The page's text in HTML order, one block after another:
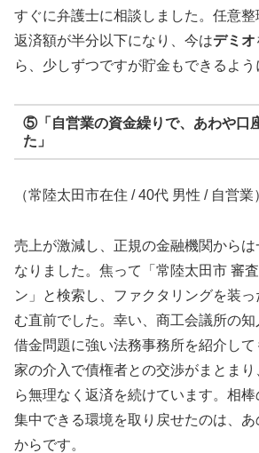
すぐに弁護士に相談しました。任意
返済額が半分以下になり、今はデミオ
ら、少しずつですが貯金もできるよう
⑤「自営業の資金繰りで、あわや口
た」
（常陸太田市在住 / 40代 男性 / 自営業
売上が激減し、正規の金融機関からは
なりました。焦って「常陸太田市 審
ン」と検索し、ファクタリングを装
む直前でした。幸い、商工会議所の知
借金問題に強い法務事務所を紹介し
家の介入で債権者との交渉がまとま
ら無理なく返済を続けています。相棒
集中できる環境を取り戻せたのは、
からです。